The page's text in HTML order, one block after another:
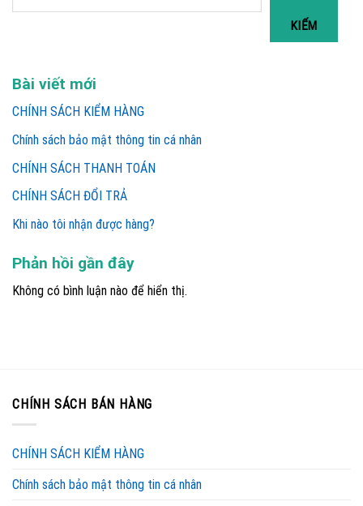
KIẾM
Bài viết mới
CHÍNH SÁCH KIỂM HÀNG
Chính sách bảo mật thông tin cá nhân
CHÍNH SÁCH THANH TOÁN
CHÍNH SÁCH ĐỔI TRẢ
Khi nào tôi nhận được hàng?
Phản hồi gần đây
Không có bình luận nào để hiển thị.
CHÍNH SÁCH BÁN HÀNG
CHÍNH SÁCH KIỂM HÀNG
Chính sách bảo mật thông tin cá nhân